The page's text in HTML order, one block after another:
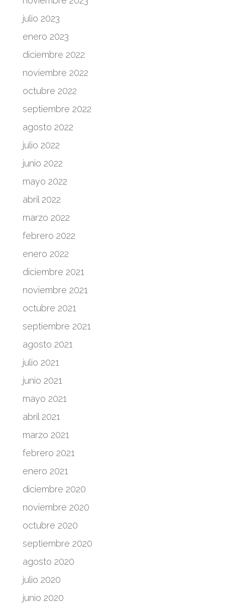
julio 2023
enero 2023
diciembre 2022
noviembre 2022
octubre 2022
septiembre 2022
agosto 2022
julio 2022
junio 2022
mayo 2022
abril 2022
marzo 2022
febrero 2022
enero 2022
diciembre 2021
noviembre 2021
octubre 2021
septiembre 2021
agosto 2021
julio 2021
junio 2021
mayo 2021
abril 2021
marzo 2021
febrero 2021
enero 2021
diciembre 2020
noviembre 2020
octubre 2020
septiembre 2020
agosto 2020
julio 2020
junio 2020